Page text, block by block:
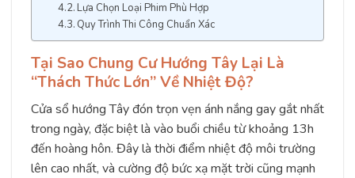
Lựa Chọn Loại Phim Phù Hợp
Quy Trình Thi Công Chuẩn Xác
Tại Sao Chung Cư Hướng Tây Lại Là
“Thách Thức Lớn” Về Nhiệt Độ?
Cửa sổ hướng Tây đón trọn vẹn ánh nắng gay gắt nhất
trong ngày, đặc biệt là vào buổi chiều từ khoảng 13h
đến hoàng hôn. Đây là thời điểm nhiệt độ môi trường
lên cao nhất, và cường độ bức xạ mặt trời cũng mạnh